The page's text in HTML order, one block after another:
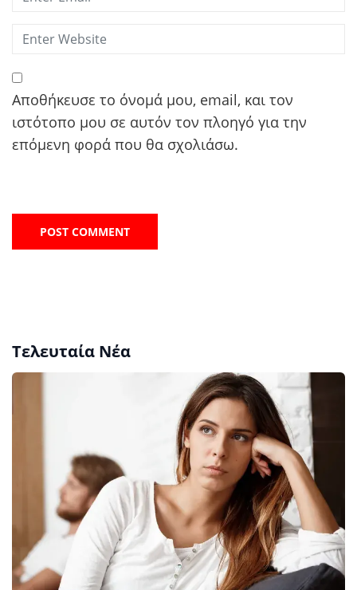
Αποθήκευσε το όνομά μου, email, και τον
ιστότοπο μου σε αυτόν τον πλοηγό για την
επόμενη φορά που θα σχολιάσω.
Τελευταία Νέα